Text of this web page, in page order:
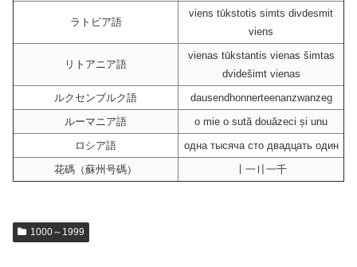
ラトビア語
viens tūkstotis simts divdesmit
viens
リトアニア語
vienas tūkstantis vienas šimtas
dvidešimt vienas
ルクセンブルク語
dausendhonnerteenanzwanzeg
ルーマニア語
o mie o sută douăzeci și unu
ロシア語
одна тысяча сто двадцать один
花碼（蘇州号碼）
〡一〢一千
1000～1999